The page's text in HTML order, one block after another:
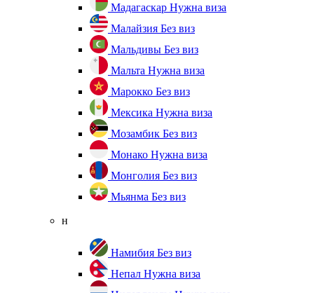
Мадагаскар Нужна виза
Малайзия Без виз
Мальдивы Без виз
Мальта Нужна виза
Марокко Без виз
Мексика Нужна виза
Мозамбик Без виз
Монако Нужна виза
Монголия Без виз
Мьянма Без виз
н
Намибия Без виз
Непал Нужна виза